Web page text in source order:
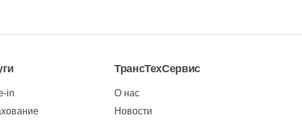
in
ТрансТехСервис
О нас
Новости